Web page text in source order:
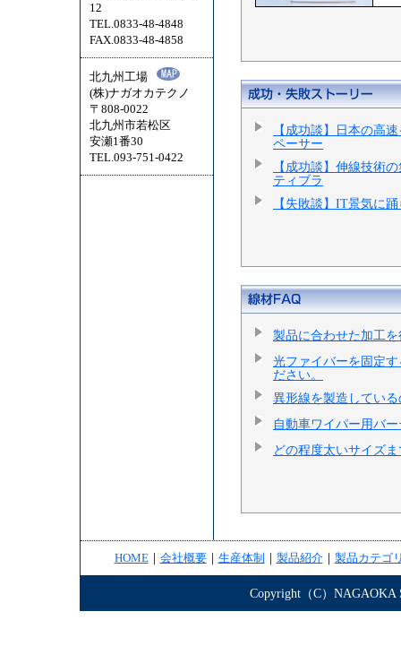
12
TEL.0833-48-4848
FAX.0833-48-4858
北九州工場
(株)ナガオカテクノ
〒808-0022
北九州市若松区
安瀬1番30
TEL.093-751-0422
【成功談】日本の高
ペーサー
【成功談】伸線技術
ティブラ
【失敗談】IT景気に
製品に合わせた加工
光ファイバーを固定
ださい。
異形線を製造してい
自動車ワイパー用バ
どの程度太いサイズ
HOME｜ 会社概要｜ 生産体制 ｜ 製品紹介｜ 製品カテゴ
Copyright（C）NAGAOKA